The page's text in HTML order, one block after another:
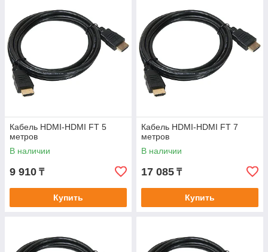
Кабель HDMI-HDMI FT 5
метров
В наличии
9 910 ₸
Купить
Кабель HDMI-HDMI FT 7
метров
В наличии
17 085 ₸
Купить